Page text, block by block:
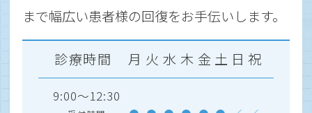
まで幅広い患者様の回復をお手伝いします。
診療時間 月 火 水 木 金 土 日 祝
9:00～12:30